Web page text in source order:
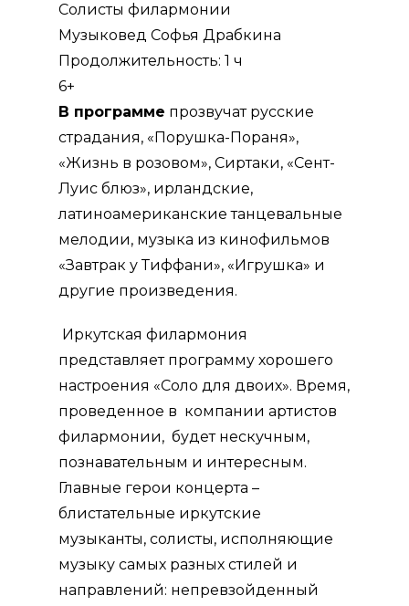
Солисты филармонии
Музыковед Софья Драбкина
Продолжительность: 1 ч
6+
В программе прозвучат русские
страдания, «Порушка-Пораня»,
«Жизнь в розовом», Сиртаки, «Сент-
Луис блюз», ирландские,
латиноамериканские танцевальные
мелодии, музыка из кинофильмов
«Завтрак у Тиффани», «Игрушка» и
другие произведения.
Иркутская филармония
представляет программу хорошего
настроения «Соло для двоих». Время,
проведенное в компании артистов
филармонии, будет нескучным,
познавательным и интересным.
Главные герои концерта –
блистательные иркутские
музыканты, солисты, исполняющие
музыку самых разных стилей и
направлений: непревзойденный